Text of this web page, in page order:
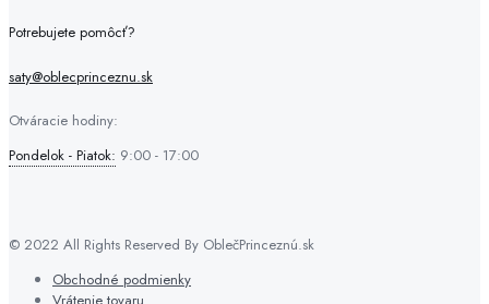
Potrebujete pomôcť?
saty@oblecprinceznu.sk
Otváracie hodiny:
Pondelok - Piatok: 9:00 - 17:00
© 2022 All Rights Reserved By OblečPrinceznú.sk
Obchodné podmienky